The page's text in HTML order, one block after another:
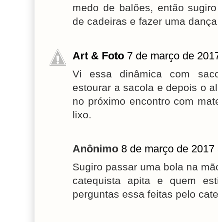
medo de balões, então
de cadeiras e fazer uma
Art & Foto 7 de março de
Vi essa dinâmica com
estourar a sacola e depois o
no próximo encontro com
lixo.
Anônimo 8 de março de 2017
Sugiro passar uma bola na
catequista apita e quem
perguntas essa feitas pelo